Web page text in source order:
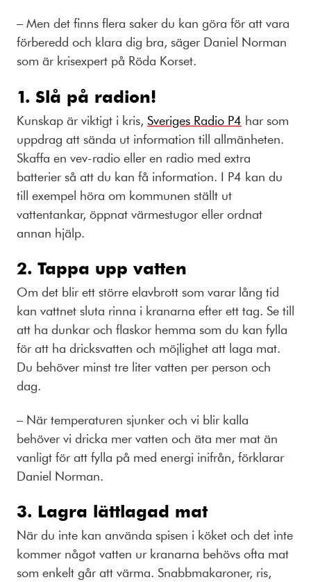
– Men det finns flera saker du kan göra för att vara
förberedd och klara dig bra, säger Daniel Norman
som är krisexpert på Röda Korset.
1. Slå på radion!
Kunskap är viktigt i kris, Sveriges Radio P4 har som
uppdrag att sända ut information till allmänheten.
Skaffa en vev-radio eller en radio med extra
batterier så att du kan få information. I P4 kan du
till exempel höra om kommunen ställt ut
vattentankar, öppnat värmestugor eller ordnat
annan hjälp.
2. Tappa upp vatten
Om det blir ett större elavbrott som varar lång tid
kan vattnet sluta rinna i kranarna efter ett tag. Se till
att ha dunkar och flaskor hemma som du kan fylla
för att ha dricksvatten och möjlighet att laga mat.
Du behöver minst tre liter vatten per person och
dag.
– När temperaturen sjunker och vi blir kalla
behöver vi dricka mer vatten och äta mer mat än
vanligt för att fylla på med energi inifrån, förklarar
Daniel Norman.
3. Lagra lättlagad mat
När du inte kan använda spisen i köket och det inte
kommer något vatten ur kranarna behövs ofta mat
som enkelt går att värma. Snabbmakaroner, ris,